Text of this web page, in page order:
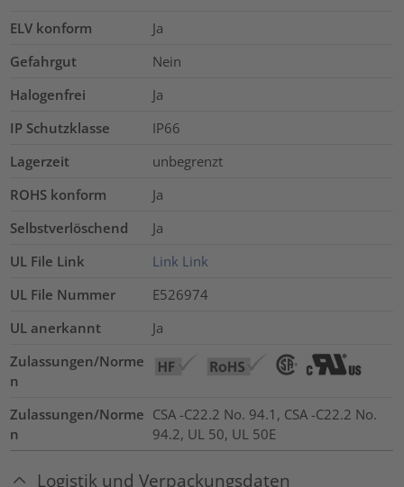
ELV konform
Ja
Gefahrgut
Nein
Halogenfrei
Ja
IP Schutzklasse
IP66
Lagerzeit
unbegrenzt
ROHS konform
Ja
Selbstverlöschend
Ja
UL File Link
Link Link
UL File Nummer
E526974
UL anerkannt
Ja
Zulassungen/Norme
n
Zulassungen/Norme
n
CSA -C22.2 No. 94.1, CSA -C22.2 No.
94.2, UL 50, UL 50E
Logistik und Verpackungsdaten